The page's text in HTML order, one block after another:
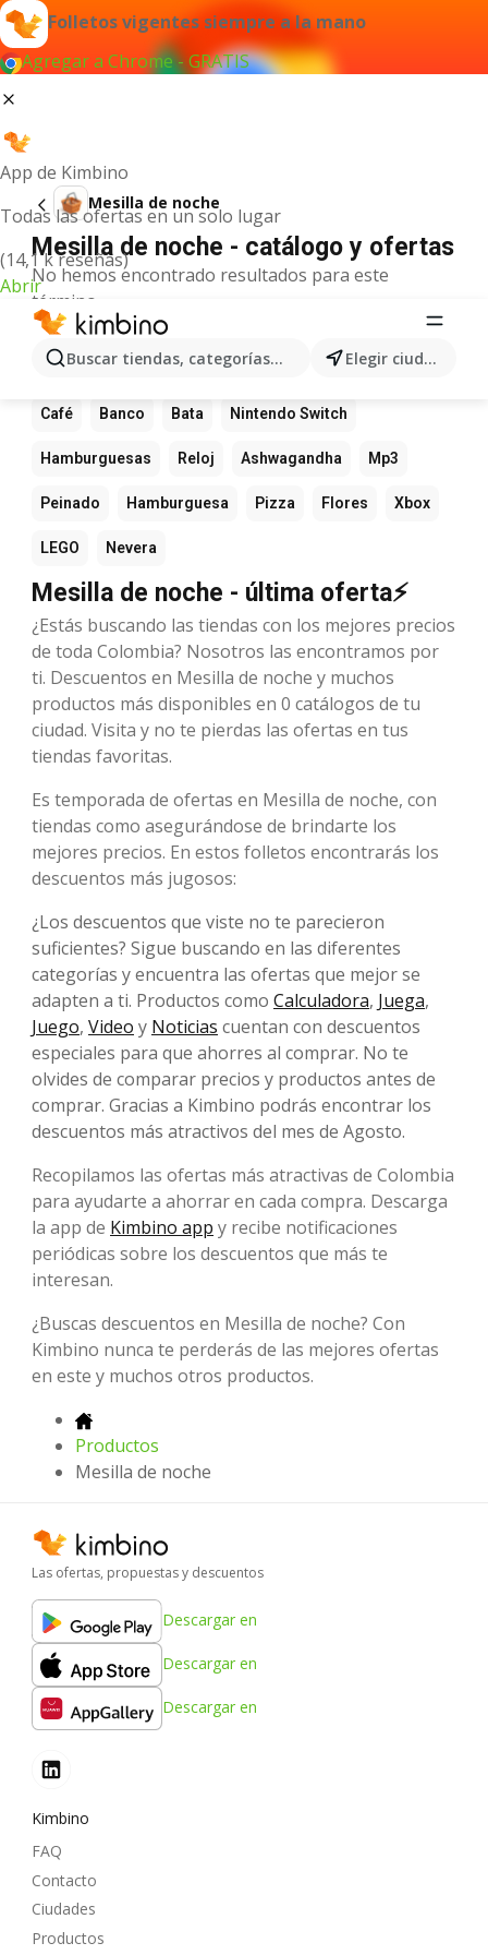
Folletos vigentes siempre a la mano
Agregar a Chrome - GRATIS
App de Kimbino
Todas las ofertas en un solo lugar
(14,1 k reseñas)
Abrir
Buscar tiendas, categorías, productos... Elegir ciudad
Mesilla de noche
Mesilla de noche - catálogo y ofertas
No hemos encontrado resultados para este
término.
Más productos favoritos
Calculadora Juega Juego Video Noticias
Café Banco Bata Nintendo Switch
Hamburguesas Reloj Ashwagandha Mp3
Peinado Hamburguesa Pizza Flores Xbox
LEGO Nevera
Mesilla de noche - última oferta⚡
¿Estás buscando las tiendas con los mejores precios
de toda Colombia? Nosotros las encontramos por
ti. Descuentos en Mesilla de noche y muchos
productos más disponibles en 0 catálogos de tu
ciudad. Visita y no te pierdas las ofertas en tus
tiendas favoritas.
Es temporada de ofertas en Mesilla de noche, con
tiendas como asegurándose de brindarte los
mejores precios. En estos folletos encontrarás los
descuentos más jugosos:
¿Los descuentos que viste no te parecieron
suficientes? Sigue buscando en las diferentes
categorías y encuentra las ofertas que mejor se
adapten a ti. Productos como Calculadora, Juega,
Juego, Video y Noticias cuentan con descuentos
especiales para que ahorres al comprar. No te
olvides de comparar precios y productos antes de
comprar. Gracias a Kimbino podrás encontrar los
descuentos más atractivos del mes de Agosto.
Recopilamos las ofertas más atractivas de Colombia
para ayudarte a ahorrar en cada compra. Descarga
la app de Kimbino app y recibe notificaciones
periódicas sobre los descuentos que más te
interesan.
¿Buscas descuentos en Mesilla de noche? Con
Kimbino nunca te perderás de las mejores ofertas
en este y muchos otros productos.
Productos
Mesilla de noche
Las ofertas, propuestas y descuentos
Descargar en
Descargar en
Descargar en
Kimbino
FAQ
Contacto
Ciudades
Productos